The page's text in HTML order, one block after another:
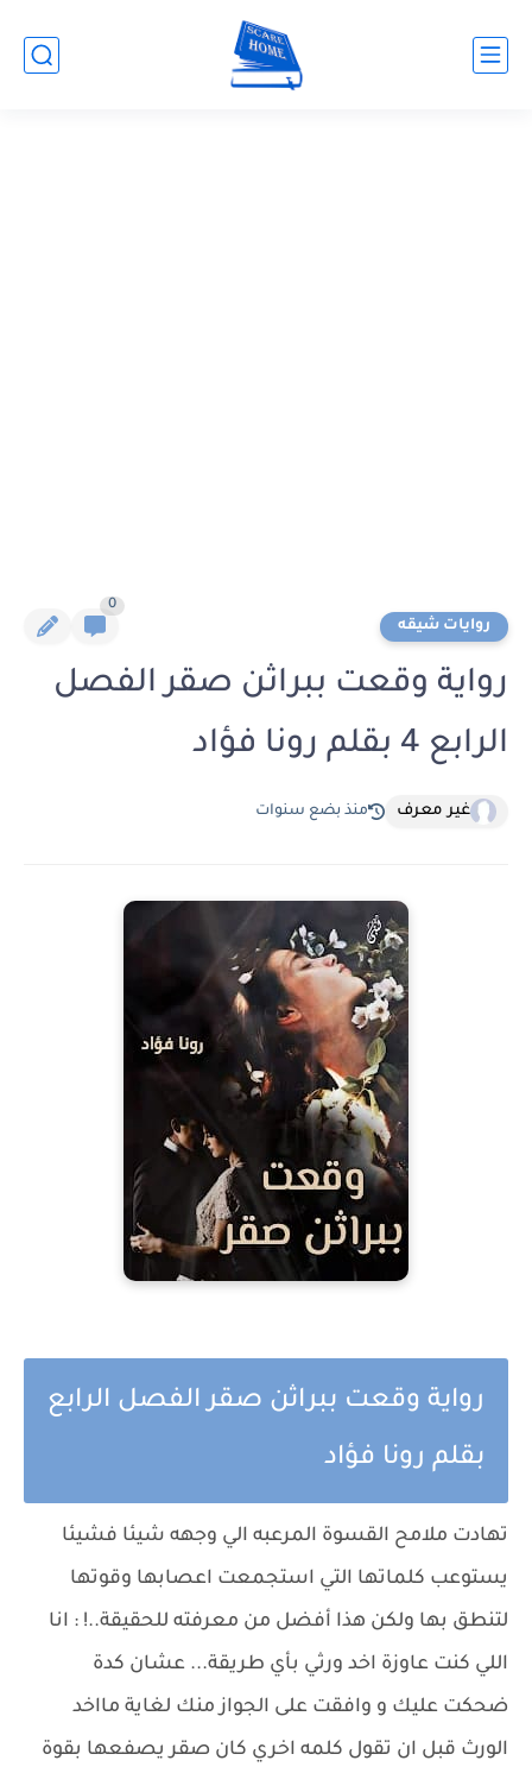
روايات شيقه
0
رواية وقعت ببراثن صقر الفصل
الرابع 4 بقلم رونا فؤاد
غير معرف منذ بضع سنوات
رواية وقعت ببراثن صقر الفصل الرابع
بقلم رونا فؤاد
تهادت ملامح القسوة المرعبه الي وجهه شيئا فشيئا يستوعب كلماتها التي استجمعت اعصابها وقوتها لتنطق بها ولكن هذا أفضل من معرفته للحقيقة..! : انا اللي كنت عاوزة اخد ورثي بأي طريقة... عشان كدة ضحكت عليك و وافقت على الجواز منك لغاية مااخد الورث قبل ان تقول كلمه اخري كان صقر يصفعها بقوة صفعه الهبت وجنتها واطاحت بها للخلف ولكن يده القوية لم تسمح لها بالسقوط ليجذبها ناحيته مرة اخري بقسوة وهو يردد بفحيح مرعب :ضحكتي عليا..! غشت الدموع عيونها وحاولت إظهار القوة امامه لتنهي كذبتها لأخرها بالرغم من خوفها من رد فعله لتهتف باصرار : ايوة ضحكت عليك عشان اوصل لميراثي... وخلاص انا وصلت للي انا كنت عاوزاه فطلقني شعرت بالهيب المشتعل بداخله من أنفاسه الغاضبه المتعاليه التي لفحت وجهها بينما ازدادت قبضه يده قوة علي ذراعها حتي كادت تفتت عظامها قبل ان يدفعها علي الارض بعنف فلو ظلت امامه لحظة اخري لن يضمن ماسيفعله بها بتلك اللحظة فهي تعترف له انها تلاعبت به بكل تبجح ..! رمقها بنظرات احتقار وردد بتهكم ساخر : وصلتي للي كنتي عاوزاه... واطلقك..! اومات له بقوة زائفة : ايوة... طلقني .. انا خلاص اخدت فلوسي ومش عاوزة اي علاقة ليا بعيلتكم دي تاني لاتعرف كيف استطاعت نطق تلك الكلمات فهي بغباءها واندفاعها دمرت كل شئ ولكن هذا أفضل من وجهه نظرها ظنا منها أنه أقصي رد فعل له أن يطلقها ويخرج من حياتها للأبد وبهذا لا ينكشف سترها .... تلون وجه صقر بالأحمر القاني من شدة غضبه فهو مازال لايستوعت انها تتبجح امامها بأنه كان لعبه بيدها وان تلك البراءه مجرد قناع .... بقسوة واحتقار قال : لا ده انتي طلعتي فعلا اشطر من سهام هانم.... انتي لعبتي عليا انا وكمان عاوزة تنهي اللعبه بمزاجك ضحك ضحكة ارعبتها واشعلت اعصابها المنهارة لتزحفت للخلف بخوف شديد وندمت أشد الندم علي تلك الكذبة التي أطلقت شياطينه حينما وجدته يتجه نحوها بخطوات بطيئة لينحني نحوها فجأه يجذبها بقوة من خصلات شعرها ليمسك بفكها بقوة وهو يهدر بها :لا يابنت سهام مش صقر السيوفي اللي يضحك عليه...!! ومن واحدة زيك.. دي ميقدرش يعملها رجاله بشنبات هتعمليها انتي ... كل قرش اخدتيه من العيلة اللي مش عاوزة ليكي علاقه بيها هترجعيه تعالت ضربات قلبها بقوة فأن كان غاضب مقدار الان فغضبه سيكون أضعاف ماان يعلم ان والدتها سلمت أموال عائلتها لشريف الذي خسرها.... لا لن تفعل هذا خاصة والدتها تحت يده فسيقتلها بلاهواده.. حاولت تخليص شعرها من يده القوية بألم ولكنه احكم قبضته عليه لتهتف بتحدي زائف :مش هرجع حاجة ده حقي انا اخدته و مش هتنازل عنه رفعت يدها برعب واضح تحمي وجهها من الصفعه التي توقعتها منه عقابا لها علي كلماتها ولكنها تفاجأت به يتركها لتترنح للخلف وهي تستمع لصوته القاسي بعد ان جاهد للتحكم باعصابه المشتعله ليقول ببرود : حلو اوي... مادام كدة دخلنا في الحقوق يبقي كل واحد ياخد حقه تراجعت للخلف وهي تري نظرة عينه الشرسة الماكرة فيما يتقدم نحوها ليقف امامها وعيناه الغاضبه تحرقها بقوة وهو يقول بهمس مرعب : مش انتي اخدتي حقك.... انا كمان هاخد حقي رفعت اليه عيناها المرتعبه ليجذبها بقوة من ذراعيها ثم يدفعها بقوة لتصطدم بالحائط خلفها لتصرخ بألم وهي تشعر بعظام ظهرها تكاد تنكسر من عنف اصطدامها بالحائط ولكنه سرعان ماقيد جسدها بجسده القوي حينما توقف امامها لتحاول دفعه بعيدا عنها قائلة : ابعد عني قال ببرود وهو يطالعها بعيونه الشرسة : وابعد لية... انتي مراتي وحقي.... هو مش انتي اخدتي حقك برضه تمزق صدرها من قوة ضربات قلبها المرتعب فقد أخطأت بحساب رد فعله علي كلماتها وظنته سيطلقها وينتهي الامر لتجد الأمر انقلب عليها.... الان ان عرف الحقيقة بعد كل ماقالته عن طمعها بالورث لن يصدق اي شئ برعب حاولت ابعاده عنها وهي تصيح : متقربليش لتستعر النيران بقوة في عيناه من مقاومتها له عكس تلك المرة التي اخذ بها قبلتها الاولي وقد كانت طائعه مستسلمه لاقترابه جذبها بقوة من ذراعها ليدفعها مجددا للخلف وهو يقول باشمئزاز ; ومين قال اني عاوز أقرب لواحدة زباله استغلاليه زيك... عندها استعداد تعمل اي حاجة لأي راجل المهم حسابه في البنك اد اية انهمرت دموعها بألم وهي تستمع لكلماته المهينه فيما ترك ذراعها الذي حمل اثار يده عليها وهو يكمل باحتقار : انا قرفان منك اصلا... سالت الدموع بقوة من عيونها ليكمل باهانه : حقي هاخده مش اني انام مع واحدة و..... وزباله زيك جذبها بقوة من خصلات شعرها ليلقيها علي الارض بجوار قدمه وينحني نحوها هاتفا بفحيح مخيف : حقي وحق عيلتي هوريكي هجيبه ازاي.... لسة ما اتولدش اللي ياخد مليم من عيلة السيوفي غصب عنها..... انتي مش كل اللي همك تاخدي الورث... انتي بقي وورثك من النهاردة تحت جزمتي دفعها بقدمه بعيدا باحتقار وهو يتوعدها : انا هربيكي من اول وجديد يابنت سهام وهوريكي يعني اية تتجرأي وتعملي اللي عملتيه لم تفهم ماذا ينوي ان يفعل بها الا حينما تناول هاتفه أمرا : جسار اطلعلي انت وواحد من رجالتك بتخبط مرتعب قامت من علي الارض ماان اقتحمت تلك الثيران البشرية الباب قائلين بانصياع : اوامرك ياصقر بيه أشار باحتقار تجاها : هاتولي بنت ال..... دي علي العربية تراجعت للخلف وقدمها لم تعد تحتمل المزيد لتصيح بهم بخوف : محدش يقربلي لم يبالي أحدهم باعتراضها ليقطعوا الخطوات بلحظة ناحيتها وتجد ذراعها بين قبضه جسار القوية يسحبها تجاه الباب لتقاومه بشراسة وهي تحاول تخليص نفسها منه لتدوس علي قدمه بقوة بكعب حذاءها ليزم شفتيه بألم ويفلت يدها بلحظة استغلتها وهي تسرع تجاه الباب تريد الهرب من ذلك المصير الاسود الذي ينتظرها وقد استفزت غضبه لأقصى درجة ولكنها لم تكد تصل لتجد نفسها اسيرة يد صقر القوية لتصرخ برعب : سيبيني... مالكش دعوة بيا تجاهلها في حين اسرع جسار قائلا : سيبيها لينا ياصقر بيه سحبها خلفه بعنف : لا جهزوا انتوا العربيات لم يبالي بسقوطها علي الدرج وهو يسحبها خلفه بهذا العنف ليجذبها بقوة كادت تخلع ذراعها لتنهض ويعاود النزول بها ليلقيها بالمقعد الخلفي لسيارته ويصفق الباب خلفها بعنف لينطلق بها وهي لاتدري شئ عن المصير الذي ينتظرها ولكنها تعلم بالتاكيد ان عقابه لها لن يكون هينا خاصة بعد كل ماتفوهت به ولكن لم يكن امامها حل آخر فما كان مبرر هروبها سوي اخباره بماحدث وقتها ان صدقها كان سيقتل شريف وربما يؤذي والدتها التي استغلت الوضع وان لم يصدقها كان سيضيف انها غير شريفة لقائمة الألفاظ التي نعتها بها .... .... ساعه مرت عليه بالطريق الذي يقطعه بسرعه كبيرة يحاول إفراغ غضبه ويداه تضغط بقوة علي المقود بينما هي لم تستطع السيطرة علي دموعها التي لامست قلبه بطريقة اغضبته بشدة فلما يهتم لبكاء تلك الحقيرة الاستغلاليه والتي وقفت امامه بكل تبحج تخبره بأنها فعلت مافعلت... انها خدعته ولم تكتفي بهذا بل وتباهت بفعلتها لقد كان الشهران الماضيان جحيم بالنسبة اليه وهو كالمجنون يطلق رجاله للبحث عنها بكل مكان... لم يتخيل بأقصى أحلامه ان يستيقظ صباحا ولايوجد لها أثر لتتابع الأفكار لراسة والتي رفضت كلها بأنها اقدمت علي تلك الفعله بارادتها.. لقد أعطاها الفرصة لتخبره بأي سبب لهروبها حتي ولو سبب كاذب... لقد كان علي استعداد لتصديق اي سبب سوي انها هربت منه من أجل الأموال.... لقد أخطأت خطأ لايغتفر وهو لن يتواني عن معاقبتها وبشدة علي فعلتها.... صاح فيها بقوة : اخرسي بقي ووفري دموع التماسيح دي هتحتاجيها بعدين وضعت يدها علي فمها تكتم شهقاتها ليتألم قلبه دون ارادته ولكنه سريعا مااستعاد جموده .. توقعت ان يأخذها لمنزل جدها وهي تتأمل الأفضل فجدها لن يسمح بأن يصيبها اي اذي وربما ان أخبرته الحقيقة يستطيع تصديقها.... ولكنها وجدته يدلف بسيارته لمكان واسع به بعض الابنية والتي تبدو كمستودعات ومحاط بسياج حديدي ضخم اختلجت قسماتها وتعالت دقات قلبها برعب حالما أوقف سيارته داخل السياج فيما انتظرت سيارة رجاله لدي البوابة تراجعت لآخر السيارة برعب ماان فتح الباب ليجذبها بقوة يخرجها منها ويسحبها خلفه متجاهل صراخها : انت موديني فين انا عاوزة اروح لجدي تابع جرها خلفه هادرا : اخرسي خالص ومسمعش صوتك فتح مستودع صغير والقاها بقوة للداخل لتتاوه بألم ماان اصطدم جسدها بالارضيه الاسمنتيه ليقول بخبث : مكانك هنا وسط الزبالة والحشرات ... أغلق الباب ليتهاوي قلب ساجي برعب وهي تتلفت حولها في هذا الظلام الدامس لتنهار بنوبه بكاء مرتعبه وهي تضم جسدها اليها بخوف لاتعرف ماذا فعلت لتقسو الحياة عليها هكذا..!، كان وجهه لايبشر بالخير لدي عودته للمنزل وهو مازال يتذكر كلماتها له فمافعله بها اقل عقاب لها... فلتشكر ربنا انه لم يقتلها بعد ماتفوهت به انتفضت زينه من مكانها فور دخوله للغرفة لتتوجه نحوه بابتسامه : حمد الله على السلامة قال باقتضاب : الله يسلمك : تحب احضرلك العشا هز راسه دون قول شئ وخلع سترته ليلقيها علي الاريكة متوجهها الي الحمام تنهدت زينه مطولا وهي تتساءل متي سيعاملها بطريقة افضل من تلك فقد مر شهران على زواجهما وهو مازال يتعامل معها باقتضاب لتتذكر ذلك اليوم حينما أخبرها والدها ناظرا المزرعه برغبه صقر السيوفي بالزواج بها لم تصدق اذناها وظنت انها خدعه خاصه وأن الجميع يعلم بأن زواج صقر بالمساء.... لقد عرض علي والدها عرض لم يستطع رفضه ولاهي.... كيف ترفض الزواج بصقر السيوفي حسنا لقد باتت تعلم بأنه اضطر للزواج منها لسبب ما لم يخبرها به ولم يعطيها اي فرصة لمجرد التساؤل وهي لاتهتم لأي سبب فيكفي انها ستتزوجه..... : طبعا انتي عارفة اني اتفقت مع ابوكي ان جوازنا ده مؤقت ولمده سنه.... هزت راسها ليكمل : قدام الناس انتي مراتي... جوه الأوضة لا..... تنفذي كل شروط الاتفاق هنفذ كل اتفاقي مع ابوكي.... حد يعرف باللي بينا هتشوفي مني اللي مش هيعجبك طالعت ملامحه الوسيمه القاسية وهي تأمل نفسها بأنه لن يلبث طويلا ويخل بشروط الاتفاق فهي فتاه جميلة وهو رجل فمؤكد ستسطيع التاثير عليه... انهي كلامه وهو يلقي لها بعلبه دواء علي الفراش قائلا ببرود:اتفاقنا مفيهوش اولاد هتاخدي الحبوب دي ... ده لو قربتلك اصلا زمت زينه شفتيها بضيق فقد ظنت انه سيميل اليها شيئا فشيئا لتتفاجيء به كحائط لايتزحزح حتي انه لاينظر اليها و لايهتم ينام كل ليلة علي الاريكة دون أن يحاول ولو مرة الاقتراب منها وكأنها غير موجودة.... خرج صقر بعد ان انهي استحمامه ليذهب الي تلك الاريكة الوثير حيث ينام عليها منذ زواجه الوهمي والذي اضطرته ساجي اليه بعد هروبها منه خوفا علي سمعه عائلتة دلفت زينه الي الغرفة وهي تحمل صينيه عليها العشاء لتنحني امامه وتضعها رفع حاجبه بتساؤل ليتفاجيء بها تجلس بجواره علي طرف الاريكة قائلة برقة ; مهنتش عليا تنام من غير عشا قال باقتضاب : هنام مش عاوز اكل مالت تجاهه قائلة برفق : كل اي لقمه تطلعت عيناه نحوها بدهشة ليجدها تقرب الطعام لشفتيه وهي تهمس : عشان خاطري تلاقت عيناه بعيونها العسيلة التي تتطلع اليه برجاء لتنزل عيناه تجاه شفتيها التي صبغتها باحمر شفاه باللون الوردي المشابهه للون القميص الذي ترتدية لتنزل عيناه ببطء تجاه جسدها الذي كشف ذلك القميص عن تفاصيله ببذخ ليفتح شفتاه تلقائيا مستجيب ليدها التي تطعمه.....!!. .... جلست ساجي تستند براسها لركبتها ولم تتوقف دموعها المرعوبه عن الانهمار فهي خائفة وبشدة من هذا الظلام المحيط بها من كل جانب لتضع يدها علي اذناها وهي تستمع لتلك الأصوات الخفيفة التي تتحرك حولها ولاتريد ان تفكر عن ماهيتها انتفضت من مكانها تصرخ وقد شعرت بشئ قريب من قدمها لتدفع بقدمها في الهواء صارخة برعب وهي تتلفت حولها لاتدري اين تذهب خطواتها بهذا الظلام.... ... نظر رجاله الذين يحرسون البوابة الجديدة لبعضهم ليقول أحدهم : نبلغ الباشا انها مش مبطله صريخ :لا سيبها دلوقتي تسكت سكتت ساجي بعد فترة حينما تأكدت بأن بكاؤها لن يجديها نفعا وقد خارت قواها تماما لتظل واقفة لاحد الاركان التي يتسلل لها ضوء القمر من احد النوافذ تنهمر دموعها بصمت علي وجنتها الحمراء فهي كعادتها تدفع ثمن لافعال ليست لها فقد دفعت ثمن باهظ وهي تحيا علي كراهية والدها وعائلته من أجل والدتها والان تدفع ثمن خطأ ليس خطأها ولكنها بأي